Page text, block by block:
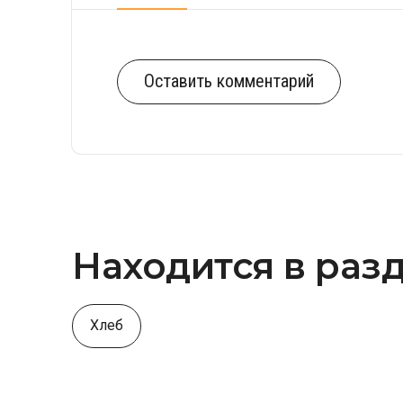
Оставить комментарий
Находится в
Хлеб